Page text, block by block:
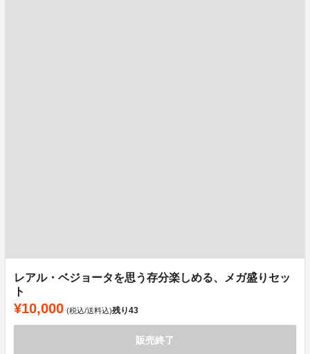
レアル・ベジョータを思う存分楽しめる、メガ盛りセッ
ト
¥10,000 (税込/送料込)残り43
販売終了